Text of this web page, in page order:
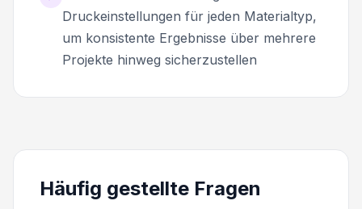
Druckeinstellungen für jeden Materialtyp,
um konsistente Ergebnisse über mehrere
Projekte hinweg sicherzustellen
Häufig gestellte Fragen